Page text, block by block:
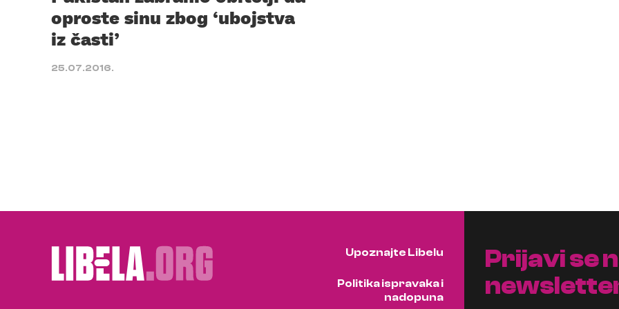
oproste sinu zbog ‘ubojstva
iz časti’
25.07.2016.
Upoznajte Libelu
Politika ispravaka i
nadopuna
Prijavi se